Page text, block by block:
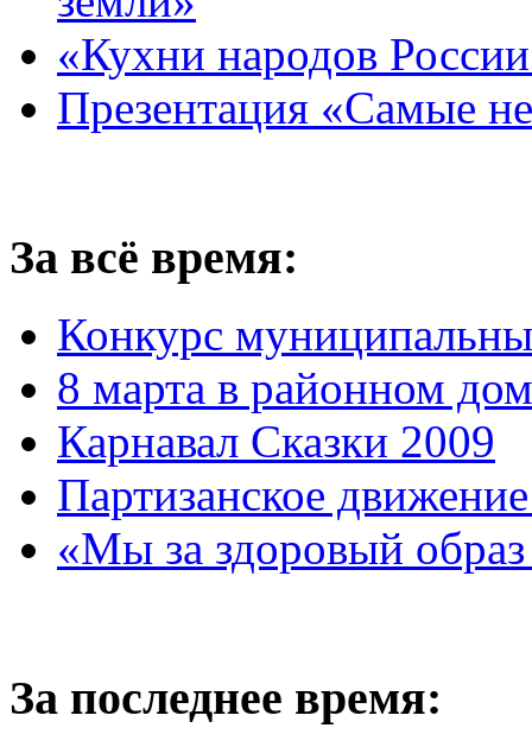
«Кухни народов
Презентация «Самые
За всё время:
Конкурс
8 марта в районном
Карнавал Сказки 2009
Партизанское
«Мы за здоровый
За последнее время: